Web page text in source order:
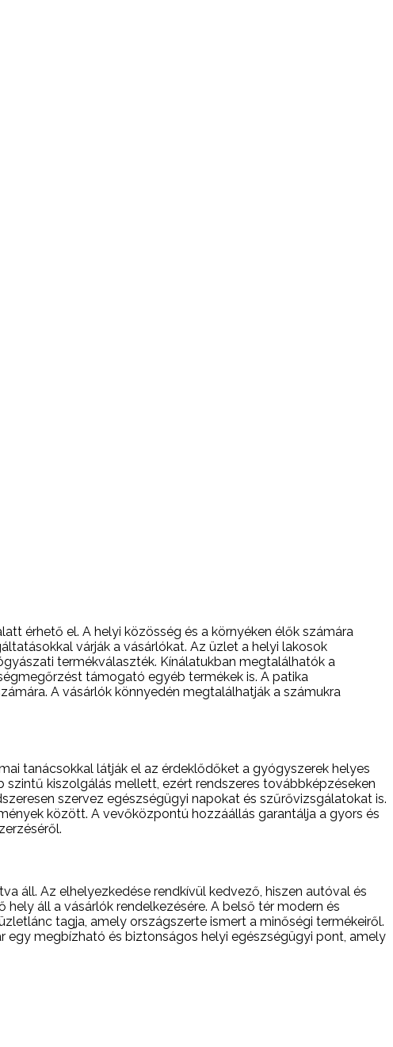
érhető el. A helyi közösség és a környéken élők számára
várják a vásárlókat. Az üzlet a helyi lakosok
termékválaszték. Kínálatukban megtalálhatók a
támogató egyéb termékek is. A patika
A vásárlók könnyedén megtalálhatják a számukra
tanácsokkal látják el az érdeklődőket a gyógyszerek helyes
kiszolgálás mellett, ezért rendszeres továbbképzéseken
szervez egészségügyi napokat és szűrővizsgálatokat is.
között. A vevőközpontú hozzáállás garantálja a gyors és
áll. Az elhelyezkedése rendkívül kedvező, hiszen autóval és
áll a vásárlók rendelkezésére. A belső tér modern és
tagja, amely országszerte ismert a minőségi termékeiről.
megbízható és biztonságos helyi egészségügyi pont, amely